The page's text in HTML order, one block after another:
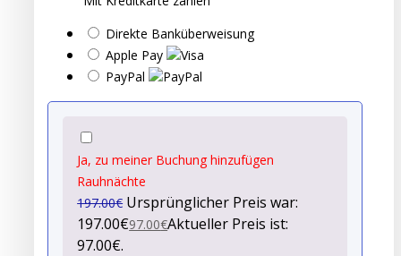
Direkte Banküberweisung
Apple Pay
PayPal
Ja, zu meiner Buchung hinzufügen
Rauhnächte
197.00€ Ursprünglicher Preis war:
197.00€97.00€Aktueller Preis ist:
97.00€.